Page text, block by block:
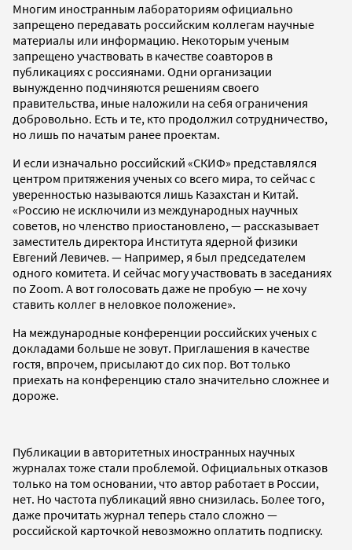
Многим иностранным лабораториям официально
запрещено передавать российским коллегам научные
материалы или информацию. Некоторым ученым
запрещено участвовать в качестве соавторов в
публикациях с россиянами. Одни организации
вынужденно подчиняются решениям своего
правительства, иные наложили на себя ограничения
добровольно. Есть и те, кто продолжил сотрудничество,
но лишь по начатым ранее проектам.
И если изначально российский «СКИФ» представлялся
центром притяжения ученых со всего мира, то сейчас с
уверенностью называются лишь Казахстан и Китай.
«Россию не исключили из международных научных
советов, но членство приостановлено, — рассказывает
заместитель директора Института ядерной физики
Евгений Левичев. — Например, я был председателем
одного комитета. И сейчас могу участвовать в заседаниях
по Zoom. А вот голосовать даже не пробую — не хочу
ставить коллег в неловкое положение».
На международные конференции российских ученых с
докладами больше не зовут. Приглашения в качестве
гостя, впрочем, присылают до сих пор. Вот только
приехать на конференцию стало значительно сложнее и
дороже.
Публикации в авторитетных иностранных научных
журналах тоже стали проблемой. Официальных отказов
только на том основании, что автор работает в России,
нет. Но частота публикаций явно снизилась. Более того,
даже прочитать журнал теперь стало сложно —
российской карточкой невозможно оплатить подписку.